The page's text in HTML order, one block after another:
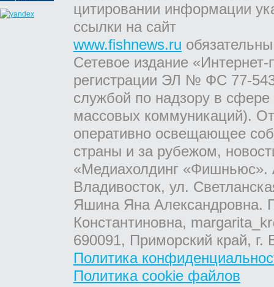
цитировании информации
ссылки на сайт
www.fishnews.ru
Сетевое издание
регистрации ЭЛ № ФС 77-
службой по надзору в
массовых коммуникаций).
оперативно освещающее
страны и за рубежом,
«Медиахолдинг «Фишньюс».
Владивосток, ул.
Яшина Яна Александровна.
Константиновна,
690091, Приморский край,
Политика
Политика cookie файлов